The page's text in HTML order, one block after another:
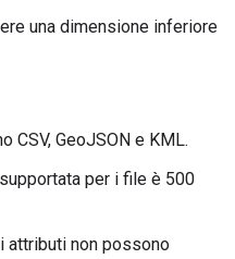
una dimensione inferiore
CSV, GeoJSON e KML.
per i file è 500
attributi non possono